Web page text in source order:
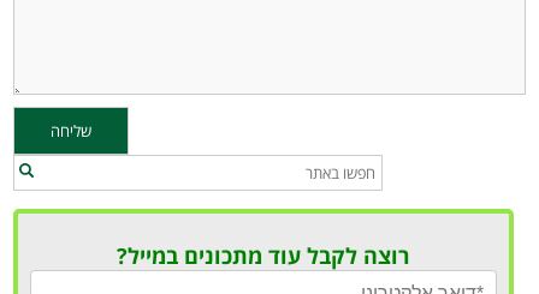
רוצה לקבל עוד מתכונים במייל?